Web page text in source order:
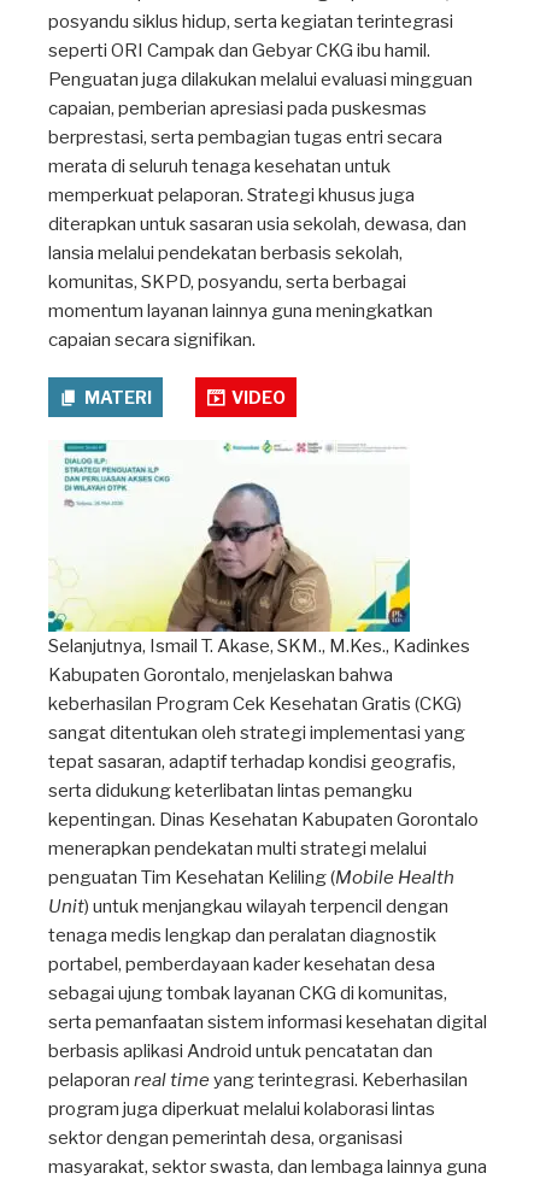
posyandu siklus hidup, serta kegiatan terintegrasi
seperti ORI Campak dan Gebyar CKG ibu hamil.
Penguatan juga dilakukan melalui evaluasi mingguan
capaian, pemberian apresiasi pada puskesmas
berprestasi, serta pembagian tugas entri secara
merata di seluruh tenaga kesehatan untuk
memperkuat pelaporan. Strategi khusus juga
diterapkan untuk sasaran usia sekolah, dewasa, dan
lansia melalui pendekatan berbasis sekolah,
komunitas, SKPD, posyandu, serta berbagai
momentum layanan lainnya guna meningkatkan
capaian secara signifikan.
MATERI VIDEO
Selanjutnya, Ismail T. Akase, SKM., M.Kes., Kadinkes
Kabupaten Gorontalo, menjelaskan bahwa
keberhasilan Program Cek Kesehatan Gratis (CKG)
sangat ditentukan oleh strategi implementasi yang
tepat sasaran, adaptif terhadap kondisi geografis,
serta didukung keterlibatan lintas pemangku
kepentingan. Dinas Kesehatan Kabupaten Gorontalo
menerapkan pendekatan multi strategi melalui
penguatan Tim Kesehatan Keliling (Mobile Health
Unit) untuk menjangkau wilayah terpencil dengan
tenaga medis lengkap dan peralatan diagnostik
portabel, pemberdayaan kader kesehatan desa
sebagai ujung tombak layanan CKG di komunitas,
serta pemanfaatan sistem informasi kesehatan digital
berbasis aplikasi Android untuk pencatatan dan
pelaporan real time yang terintegrasi. Keberhasilan
program juga diperkuat melalui kolaborasi lintas
sektor dengan pemerintah desa, organisasi
masyarakat, sektor swasta, dan lembaga lainnya guna